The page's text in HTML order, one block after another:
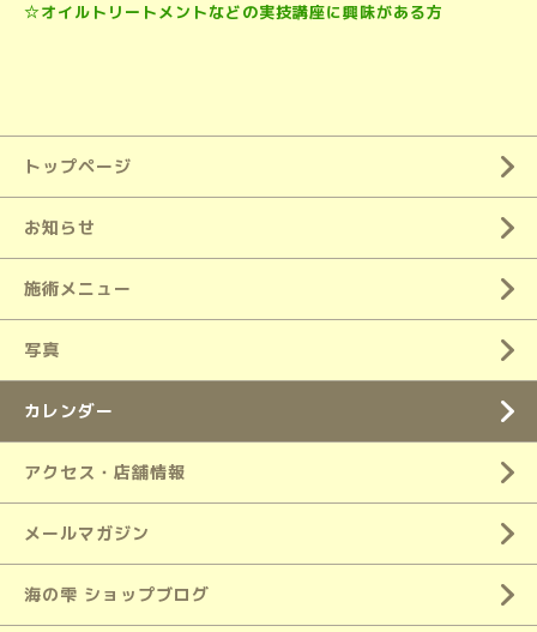
☆オイルトリートメントなどの実技講座に興味がある方
トップページ
お知らせ
施術メニュー
写真
カレンダー
アクセス・店舗情報
メールマガジン
海の雫 ショップブログ